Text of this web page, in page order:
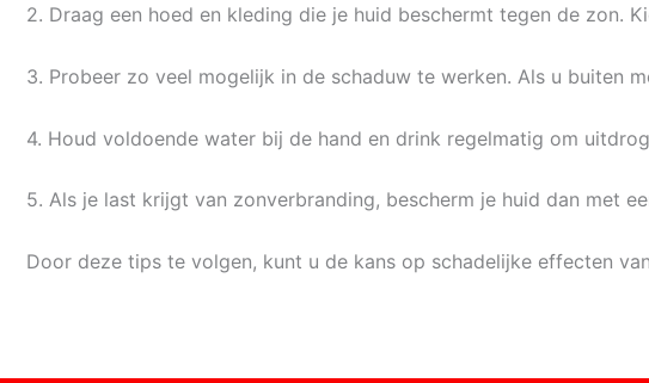
2. Draag een hoed en kleding die je huid beschermt tegen de zon.
3. Probeer zo veel mogelijk in de schaduw te werken. Als u buiten
4. Houd voldoende water bij de hand en drink regelmatig om
5. Als je last krijgt van zonverbranding, bescherm je huid dan met
Door deze tips te volgen, kunt u de kans op schadelijke effecten